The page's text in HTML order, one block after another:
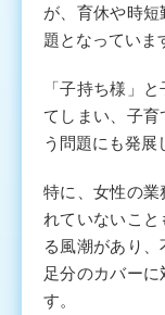
が、育休や時
題となっていま
「子持ち様」
てしまい、子育
う問題にも発展
特に、女性の業
れていないこ
る風潮があり
足分のカバー
す。